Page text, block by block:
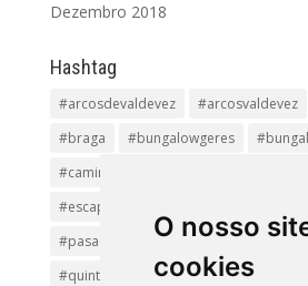
O nosso
cookies
Dezembro 2018
Hashtag
#arcosdevaldevez #arcosvaldevez
#braga
#bungalowgeres
#caminhadas
#escapadinha
#pasadiços
#passadiçosdovez
#quintalamosa
#religião